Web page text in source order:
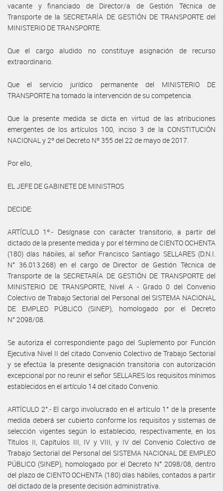
vacante y financiado de Director/a de Gestión Técnica de
Transporte de la SECRETARÍA DE GESTIÓN DE TRANSPORTE del
MINISTERIO DE TRANSPORTE.
Que el cargo aludido no constituye asignación de recurso
extraordinario.
Que el servicio jurídico permanente del MINISTERIO DE
TRANSPORTE ha tomado la intervención de su competencia.
Que la presente medida se dicta en virtud de las atribuciones
emergentes de los artículos 100, inciso 3 de la CONSTITUCIÓN
NACIONAL y 2º del Decreto Nº 355 del 22 de mayo de 2017.
Por ello,
EL JEFE DE GABINETE DE MINISTROS
DECIDE:
ARTÍCULO 1º.- Desígnase con carácter transitorio, a partir del
dictado de la presente medida y por el término de CIENTO OCHENTA
(180) días hábiles, al señor Francisco Santiago SELLARES (D.N.I.
N° 36.013.268) en el cargo de Director de Gestión Técnica de
Transporte de la SECRETARÍA DE GESTIÓN DE TRANSPORTE del
MINISTERIO DE TRANSPORTE, Nivel A - Grado 0 del Convenio
Colectivo de Trabajo Sectorial del Personal del SISTEMA NACIONAL
DE EMPLEO PÚBLICO (SINEP), homologado por el Decreto
N° 2098/08.
Se autoriza el correspondiente pago del Suplemento por Función
Ejecutiva Nivel II del citado Convenio Colectivo de Trabajo Sectorial
y se efectúa la presente designación transitoria con autorización
excepcional por no reunir el señor SELLARES los requisitos mínimos
establecidos en el artículo 14 del citado Convenio.
ARTÍCULO 2°.- El cargo involucrado en el artículo 1° de la presente
medida deberá ser cubierto conforme los requisitos y sistemas de
selección vigentes según lo establecido, respectivamente, en los
Títulos II, Capítulos III, IV y VIII, y IV del Convenio Colectivo de
Trabajo Sectorial del Personal del SISTEMA NACIONAL DE EMPLEO
PÚBLICO (SINEP), homologado por el Decreto N° 2098/08, dentro
del plazo de CIENTO OCHENTA (180) días hábiles, contados a partir
del dictado de la presente decisión administrativa.